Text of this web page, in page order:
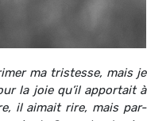
ma tristesse, mais je
la joie qu’il apportait à
il aimait rire, mais par-